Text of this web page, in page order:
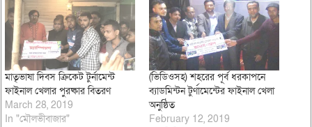
মাতৃভাষা দিবস ক্রিকেট টুর্নামেন্ট
ফাইনাল খেলার পুরষ্কার বিতরণ
March 28, 2019
In "মৌলভীবাজার"
(ভিডিওসহ) শহরের পূর্ব ধরকাপনে
ব্যাডমিন্টন টুর্ণামেন্টের ফাইনাল খেলা
অনুষ্ঠিত
February 12, 2019